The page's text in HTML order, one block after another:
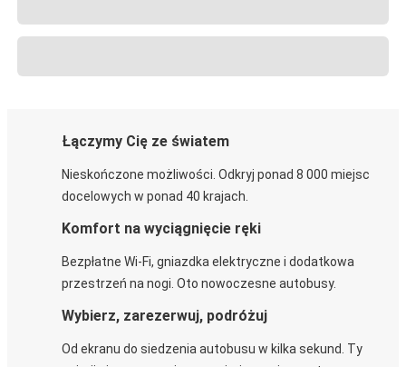
Łączymy Cię ze światem
Nieskończone możliwości. Odkryj ponad 8 000 miejsc
docelowych w ponad 40 krajach.
Komfort na wyciągnięcie ręki
Bezpłatne Wi-Fi, gniazdka elektryczne i dodatkowa
przestrzeń na nogi. Oto nowoczesne autobusy.
Wybierz, zarezerwuj, podróżuj
Od ekranu do siedzenia autobusu w kilka sekund. Ty